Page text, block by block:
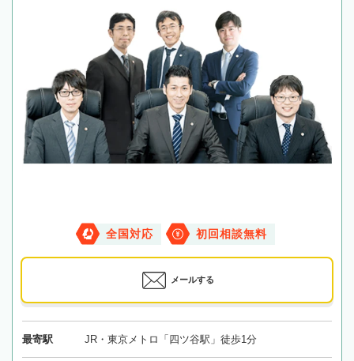
全国対応 初回相談無料
メールする
最寄駅 JR・東京メトロ「四ツ谷駅」徒歩1分